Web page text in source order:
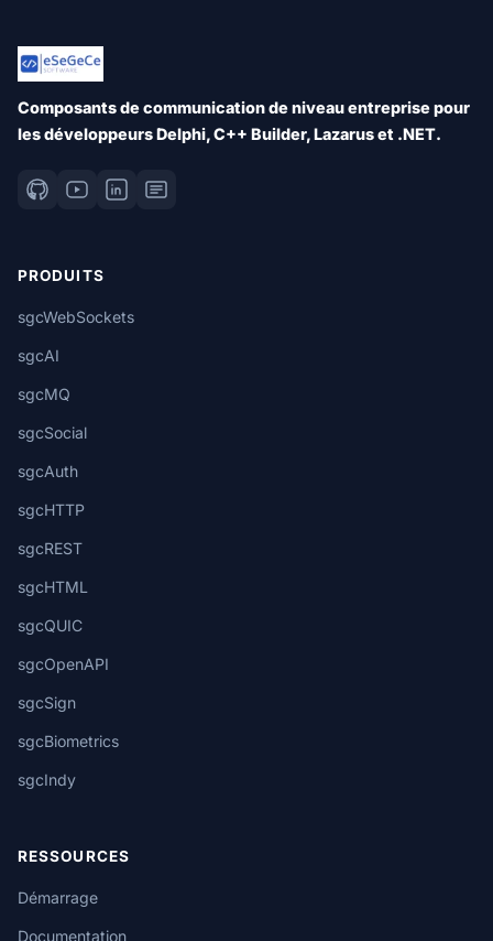
Composants de communication de niveau entreprise pour
les développeurs Delphi, C++ Builder, Lazarus et .NET.
PRODUITS
sgcWebSockets
sgcAI
sgcMQ
sgcSocial
sgcAuth
sgcHTTP
sgcREST
sgcHTML
sgcQUIC
sgcOpenAPI
sgcSign
sgcBiometrics
sgcIndy
RESSOURCES
Démarrage
Documentation